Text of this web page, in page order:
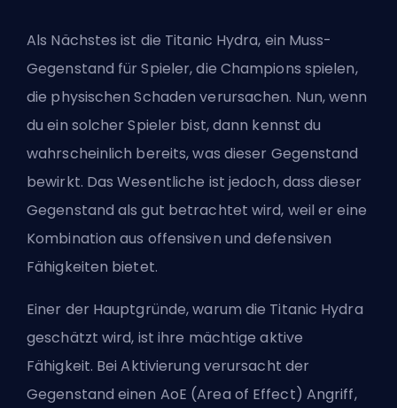
Als Nächstes ist die Titanic Hydra, ein Muss-
Gegenstand für Spieler, die Champions spielen,
die physischen Schaden verursachen. Nun, wenn
du ein solcher Spieler bist, dann kennst du
wahrscheinlich bereits, was dieser Gegenstand
bewirkt. Das Wesentliche ist jedoch, dass dieser
Gegenstand als gut betrachtet wird, weil er eine
Kombination aus offensiven und defensiven
Fähigkeiten bietet.
Einer der Hauptgründe, warum die Titanic Hydra
geschätzt wird, ist ihre mächtige aktive
Fähigkeit. Bei Aktivierung verursacht der
Gegenstand einen AoE (Area of Effect) Angriff,